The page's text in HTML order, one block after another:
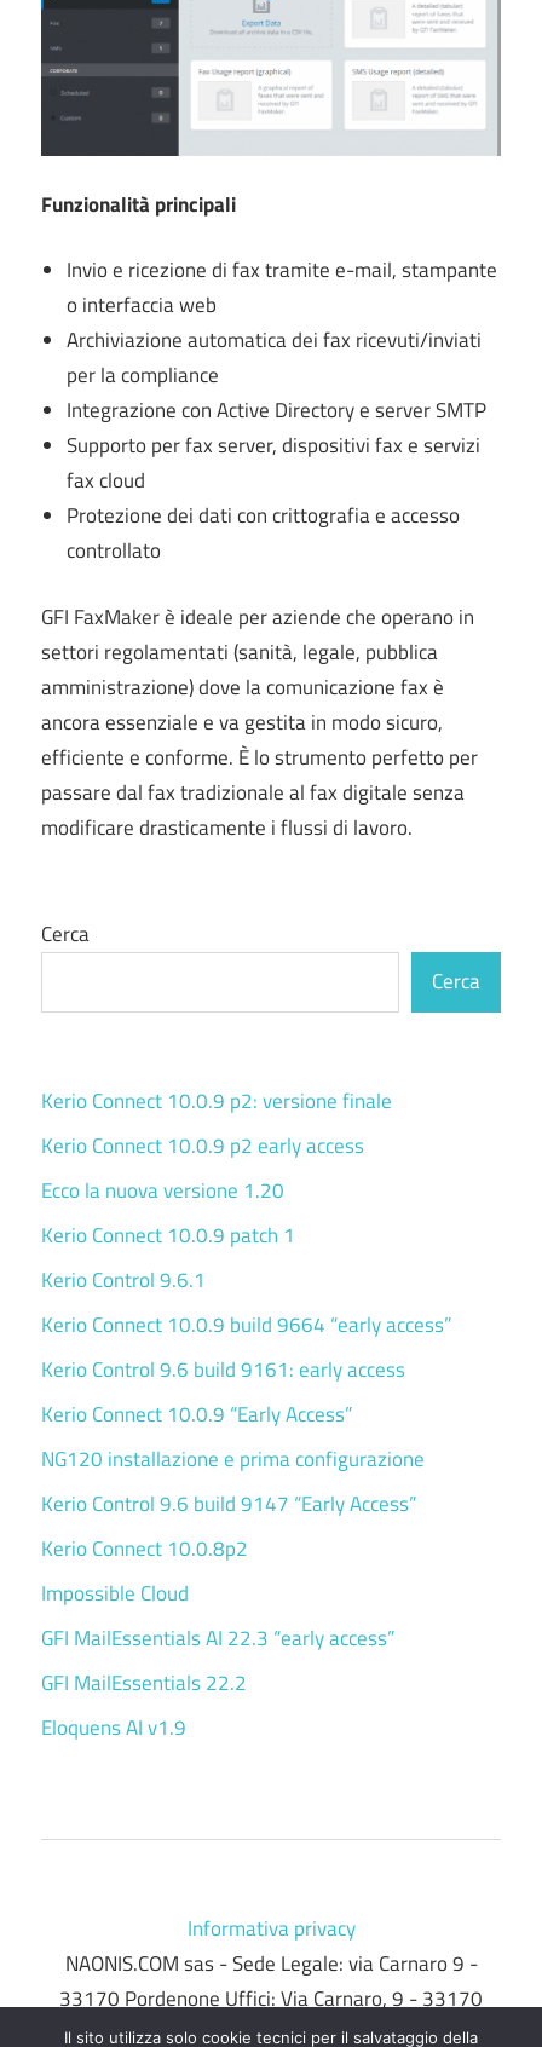
Funzionalità principali
Invio e ricezione di fax tramite e-mail, stampante
o interfaccia web
Archiviazione automatica dei fax ricevuti/inviati
per la compliance
Integrazione con Active Directory e server SMTP
Supporto per fax server, dispositivi fax e servizi
fax cloud
Protezione dei dati con crittografia e accesso
controllato
GFI FaxMaker è ideale per aziende che operano in
settori regolamentati (sanità, legale, pubblica
amministrazione) dove la comunicazione fax è
ancora essenziale e va gestita in modo sicuro,
efficiente e conforme. È lo strumento perfetto per
passare dal fax tradizionale al fax digitale senza
modificare drasticamente i flussi di lavoro.
Cerca
Cerca
Kerio Connect 10.0.9 p2: versione finale
Kerio Connect 10.0.9 p2 early access
Ecco la nuova versione 1.20
Kerio Connect 10.0.9 patch 1
Kerio Control 9.6.1
Kerio Connect 10.0.9 build 9664 “early access”
Kerio Control 9.6 build 9161: early access
Kerio Connect 10.0.9 “Early Access”
NG120 installazione e prima configurazione
Kerio Control 9.6 build 9147 “Early Access”
Kerio Connect 10.0.8p2
Impossible Cloud
GFI MailEssentials AI 22.3 “early access”
GFI MailEssentials 22.2
Eloquens AI v1.9
Informativa privacy
NAONIS.COM sas - Sede Legale: via Carnaro 9 -
33170 Pordenone Uffici: Via Carnaro, 9 - 33170
Pordenone - telefono 0434.536248 - P.IVA/C.F.
Il sito utilizza solo cookie tecnici per il salvataggio della